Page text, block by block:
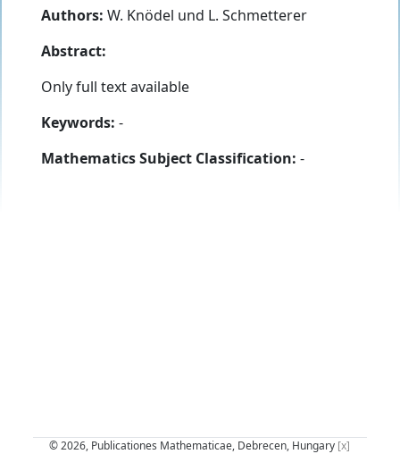
Authors: W. Knödel und L. Schmetterer
Abstract:
Only full text available
Keywords: -
Mathematics Subject Classification: -
© 2026, Publicationes Mathematicae, Debrecen, Hungary [x]